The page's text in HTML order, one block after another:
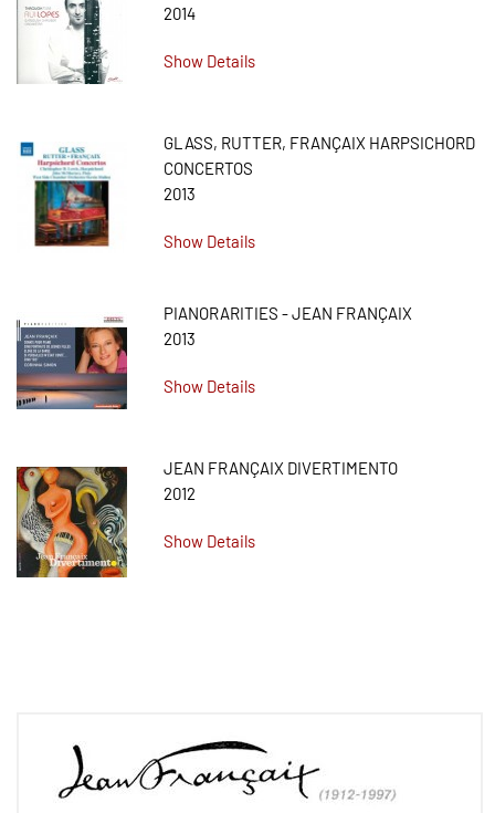
2014
Show Details
GLASS, RUTTER, FRANÇAIX HARPSICHORD
CONCERTOS
2013
Show Details
PIANORARITIES - JEAN FRANÇAIX
2013
Show Details
JEAN FRANÇAIX DIVERTIMENTO
2012
Show Details